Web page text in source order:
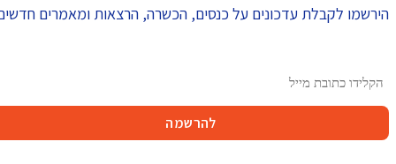
הירשמו לקבלת עדכונים על כנסים, הכשרה, הרצאות ומאמרים חדשים